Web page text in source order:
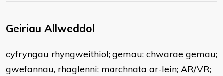
Geiriau Allweddol
cyfryngau rhyngweithiol; gemau; chwarae gemau;
gwefannau, rhaglenni; marchnata ar-lein; AR/VR;